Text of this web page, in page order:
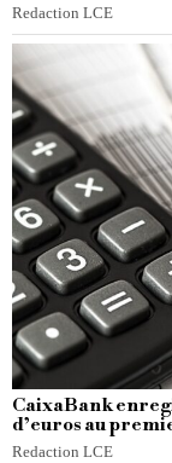
Redaction LCE
CaixaBank
d’euros au
Redaction LCE